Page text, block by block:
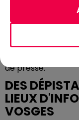
d’échanger avec
infirmière, une
activité physique
d’obtenir de
de presse.
DES
LIEUX
VOSGES